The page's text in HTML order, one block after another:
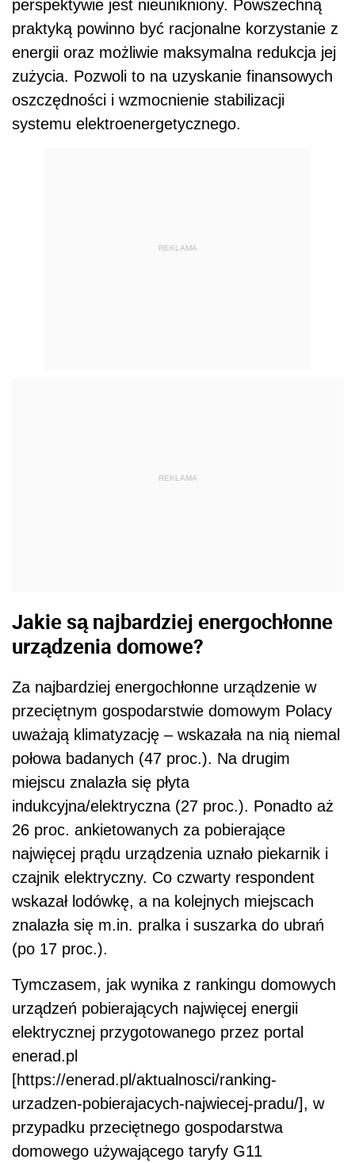
perspektywie jest nieunikniony. Powszechną
praktyką powinno być racjonalne korzystanie z
energii oraz możliwie maksymalna redukcja jej
zużycia. Pozwoli to na uzyskanie finansowych
oszczędności i wzmocnienie stabilizacji
systemu elektroenergetycznego.
REKLAMA
najwięcej prądu urządzenia uznało piekarnik i
czajnik elektryczny. Co czwarty respondent
wskazał lodówkę, a na kolejnych miejscach
znalazła się m.in. pralka i suszarka do ubrań
(po 17 proc.).
Tymczasem, jak wynika z rankingu domowych
urządzeń pobierających najwięcej energii
elektrycznej przygotowanego przez portal
enerad.pl
[https://enerad.pl/aktualnosci/ranking-
urzadzen-pobierajacych-najwiecej-pradu/], w
przypadku przeciętnego gospodarstwa
domowego używającego taryfy G11
urządzeniami, które rocznie pobierają najwięcej
prądu, a co za tym idzie – kosztują nas
najwięcej – jest kuchenka elektryczna (według
zestawienia kosztująca ponad 800 zł rocznie) i
bojler elektryczny (ponad 600 zł rocznie). Na
kolejnych miejscach rankingu znalazł się
czajnik elektryczny (około 175 zł rocznie),
zmywarka do naczyń (ponad 150 zł rocznie)
oraz lodówka (około 150 zł rocznie).